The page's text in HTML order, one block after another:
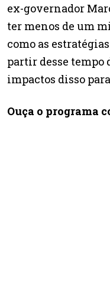
ex-governador
ter menos de um
como as
partir desse tempo
impactos disso
Ouça o programa